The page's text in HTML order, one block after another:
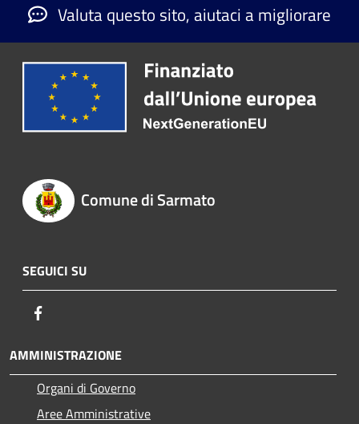
Valuta questo sito, aiutaci a migliorare
Comune di Sarmato
SEGUICI SU
AMMINISTRAZIONE
Organi di Governo
Aree Amministrative